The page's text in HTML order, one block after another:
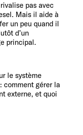
pas avec
Mais il aide à
un peu quand il
d’un
principal.
le système
comment gérer la
externe, et quoi